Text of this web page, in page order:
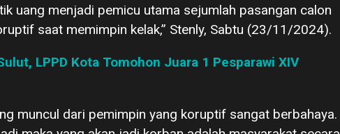
uang menjadi pemicu utama sejumlah pasangan calon
saat memimpin kelak,” Stenly, Sabtu (23/11/2024).
LPPD Kota Tomohon Juara 1 Pesparawi XIV
muncul dari pemimpin yang koruptif sangat berbahaya.